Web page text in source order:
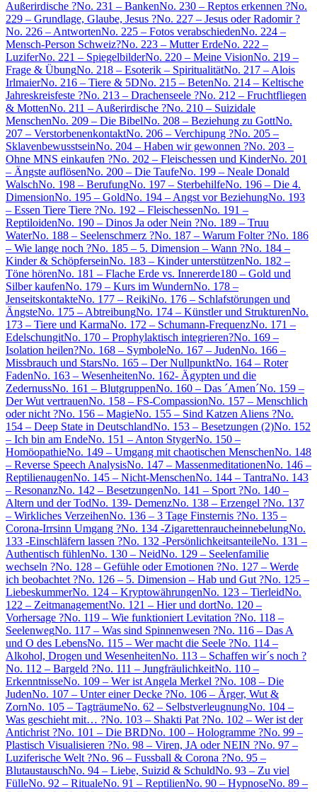
Außerirdische ?No. 231 – BankenNo. 230 – Reptos erkennen ?No.
229 – Grundlage, Glaube, Jesus ?No. 227 – Jesus oder Radomir ?
No. 226 – AntwortenNo. 225 – Fotos verabschiedenNo. 224 –
Mensch-Person Schweiz?No. 223 – Mutter ErdeNo. 222 –
LuziferNo. 221 – SpiegelbilderNo. 220 – Meine VisionNo. 219 –
Frage & ÜbungNo. 218 – Esoterik – SpiritualitätNo. 217 – Alois
IrlmaierNo. 216 – Tiere & 5DNo. 215 – BetenNo. 214 – Keltische
Jahreskreisfeste ?No. 213 – Drachenseele ?No. 212 – Fruchtfliegen
& MottenNo. 211 – Außerirdische ?No. 210 – Suizidale
MenschenNo. 209 – Die BibelNo. 208 – Beziehung zu GottNo.
207 – VerstorbenenkontaktNo. 206 – Verchipung ?No. 205 –
SklavenbewusstseinNo. 204 – Haben wir gewonnen ?No. 203 –
Ohne MNS einkaufen ?No. 202 – Fleischessen und KinderNo. 201
– Ängste auflösenNo. 200 – Die TaufeNo. 199 – Neale Donald
WalschNo. 198 – BerufungNo. 197 – SterbehilfeNo. 196 – Die 4.
DimensionNo. 195 – GoldNo. 194 – Angst vor BeziehungNo. 193
– Essen Tiere Tiere ?No. 192 – FleischessenNo. 191 –
ReptiloidenNo. 190 – Dinos Ja oder Nein ?No. 189 – Truu
WaterNo. 188 – Seelenschmerz ?No. 187 – Warum Folter ?No. 186
– Wie lange noch ?No. 185 – 5. Dimension – Wann ?No. 184 –
Kinder & SchöpferseinNo. 183 – Kinder unterstützenNo. 182 –
Töne hörenNo. 181 – Flache Erde vs. Innererde180 – Gold und
Silber kaufenNo. 179 – Kurs im WundernNo. 178 –
JenseitskontakteNo. 177 – ReikiNo. 176 – Schlafstörungen und
ÄngsteNo. 175 – AbtreibungNo. 174 – Künstler und StrukturenNo.
173 – Tiere und KarmaNo. 172 – Schumann-FrequenzNo. 171 –
EdelschungitNo. 170 – Prophylaktisch integrieren?No. 169 –
Isolation heilen?No. 168 – SymboleNo. 167 – JudenNo. 166 –
Missbrauch und StarsNo. 165 – Der NullpunktNo. 164 – Roter
FadenNo. 163 – WesenheitenNo. 162- Ägypten und die
ZedernussNo. 161 – BlutgruppenNo. 160 – Das ´Amen´No. 159 –
Der Wut vertrauenNo. 158 – FS-CompassionNo. 157 – Menschlich
oder nicht ?No. 156 – MagieNo. 155 – Sind Katzen Aliens ?No.
154 – Deep State in DeutschlandNo. 153 – Besetzungen (2)No. 152
– Ich bin am EndeNo. 151 – Anton StygerNo. 150 –
HomöopathieNo. 149 – Umgang mit chaotischen MenschenNo. 148
– Reverse Speech AnalysisNo. 147 – MassenmeditationenNo. 146 –
ReptilienaugenNo. 145 – Nicht-MenschenNo. 144 – TantraNo. 143
– ResonanzNo. 142 – BesetzungenNo. 141 – Sport ?No. 140 –
Altern und der TodNo. 139- DemenzNo. 138 – Erzengel ?No. 137
– Wirkliches VerzeihenNo. 136 – 3 Tage Finsternis ?No. 135 –
Corona-Irrsinn Umgang ?No. 134 -ZigarettenraucheinnebelungNo.
133 -Einschläfern lassen ?No. 132 -PersönlichkeitsanteileNo. 131 –
Authentisch fühlenNo. 130 – NeidNo. 129 – Seelenfamilie
wechseln ?No. 128 – Gefühle oder Emotionen ?No. 127 – Werde
ich beobachtet ?No. 126 – 5. Dimension – Hab und Gut ?No. 125 –
LiebeskummerNo. 124 – KryptowährungenNo. 123 – TierleidNo.
122 – ZeitmanagementNo. 121 – Hier und dortNo. 120 –
Vorhersage ?No. 119 – Wie funktioniert Levitation ?No. 118 –
SeelenwegNo. 117 – Was sind Spinnenwesen ?No. 116 – Das A
und O des LebensNo. 115 – Wer macht die Seele ?No. 114 –
Alkohol, Drogen und WesenheitenNo. 113 – Schaffen wir´s noch ?
No. 112 – Bargeld ?No. 111 – JungfräulichkeitNo. 110 –
ErkenntnisseNo. 109 – Wer ist Angela Merkel ?No. 108 – Die
JudenNo. 107 – Unter einer Decke ?No. 106 – Ärger, Wut &
ZornNo. 105 – TagträumeNo. 62 – SelbstverleugnungNo. 104 –
Was geschieht mit… ?No. 103 – Shakti Pat ?No. 102 – Wer ist der
Antichrist ?No. 101 – Die BRDNo. 100 – Hologramme ?No. 99 –
Plastisch Visualisieren ?No. 98 – Viren, JA oder NEIN ?No. 97 –
Luziferische Welt ?No. 96 – Fussball & Corona ?No. 95 –
BlutaustauschNo. 94 – Liebe, Suizid & SchuldNo. 93 – Zu viel
FülleNo. 92 – RitualeNo. 91 – ReptilienNo. 90 – HypnoseNo. 89 –